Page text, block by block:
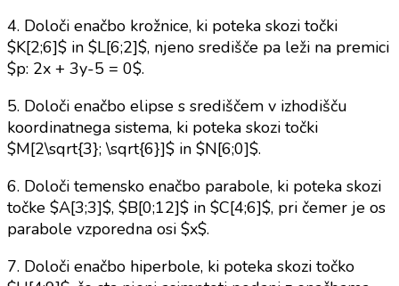
4. Določi enačbo krožnice, ki poteka skozi točki
$K[2;6]$ in $L[6;2]$, njeno središče pa leži na premici
$p: 2x + 3y-5 = 0$.
5. Določi enačbo elipse s središčem v izhodišču
koordinatnega sistema, ki poteka skozi točki
$M[2\sqrt{3}; \sqrt{6}]$ in $N[6;0]$.
6. Določi temensko enačbo parabole, ki poteka skozi
točke $A[3;3]$, $B[0;12]$ in $C[4;6]$, pri čemer je os
parabole vzporedna osi $x$.
7. Določi enačbo hiperbole, ki poteka skozi točko